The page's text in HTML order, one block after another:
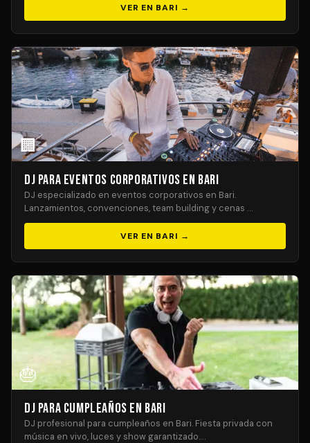
VER EN BARI →
🏢
DJ para Eventos Corporativos en Bari
DJ especializado en eventos corporativos en Bari.
Lanzamientos, convenciones, team building y cenas …
VER EN BARI →
🎂
DJ para Cumpleaños en Bari
DJ profesional para cumpleaños en Bari. Fiesta privada con
música en vivo, luces y show garantizado.…